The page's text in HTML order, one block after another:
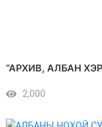
“АРХИВ, АЛБАН
2,000